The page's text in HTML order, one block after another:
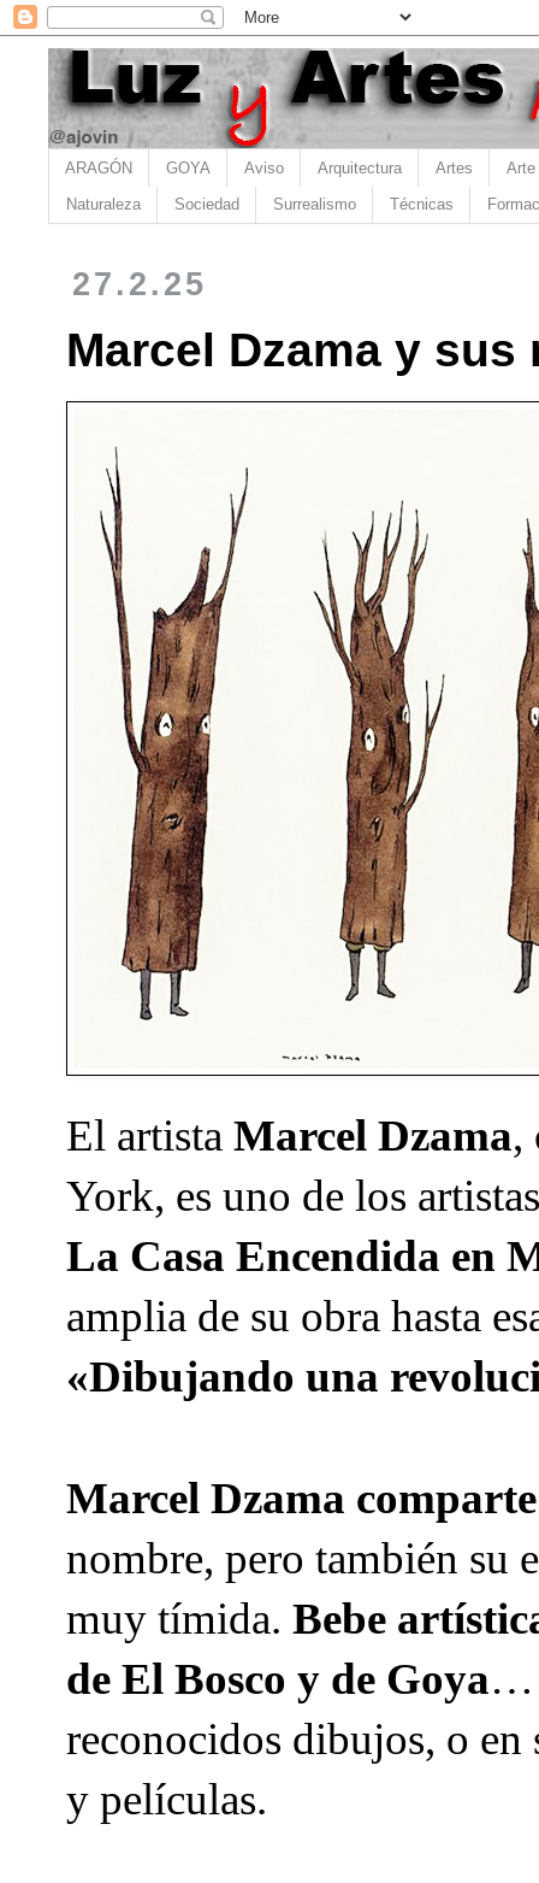
ARAGÓN GOYA Aviso Arquitectura Artes Arte
Naturaleza Sociedad Surrealismo Técnicas
27.2.25
Marcel Dzama y
El artista Marcel Dzama,
La Casa Encendida en
«Dibujando una
Marcel Dzama
nombre, pero también su
muy tímida. Bebe
de El Bosco y de Goya…
reconocidos dibujos, o en
y películas.